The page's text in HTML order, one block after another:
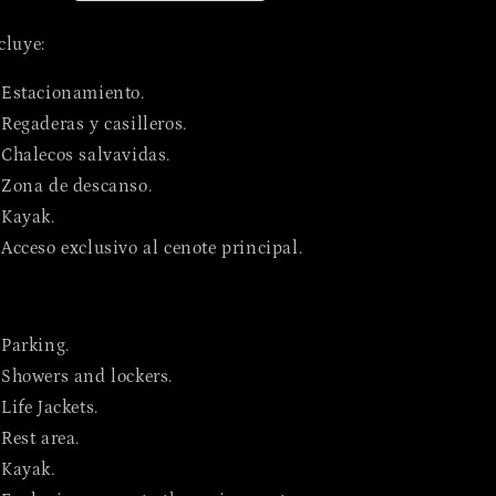
Magical
Experience
Swimming
The
Cenote.
Swimming
The
Cenote.
Estacionamiento.
Regaderas y casilleros.
Chalecos salvavidas.
Zona de descanso.
Kayak.
Acceso exclusivo al cenote principal.
Parking.
Showers and lockers.
Life Jackets.
Rest area.
Kayak.